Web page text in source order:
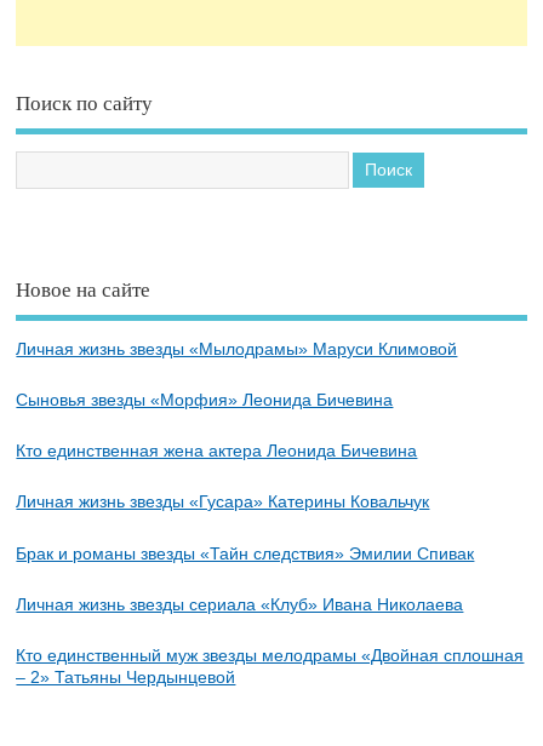
Поиск по сайту
Новое на сайте
Личная жизнь звезды «Мылодрамы» Маруси Климовой
Сыновья звезды «Морфия» Леонида Бичевина
Кто единственная жена актера Леонида Бичевина
Личная жизнь звезды «Гусара» Катерины Ковальчук
Брак и романы звезды «Тайн следствия» Эмилии Спивак
Личная жизнь звезды сериала «Клуб» Ивана Николаева
Кто единственный муж звезды мелодрамы «Двойная сплошная
– 2» Татьяны Чердынцевой